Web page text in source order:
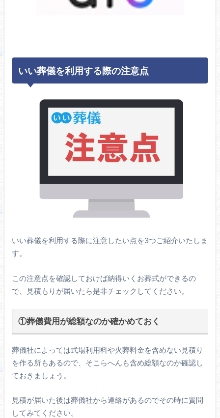
いい葬儀を利用する際の注意点
いい葬儀を利用する際に注意したい点を3つご紹介いたしま
す。
この注意点を確認しておけば納得いくお葬式ができるの
で、見積もりが届いたら是非チェックしてください。
①葬儀費用が総額なのか確かめておく
葬儀社によっては式場利用料や火葬料金を含めない見積り
を作る所もあるので、そこらへんも含め総額なのか確認し
ておきましょう。
見積が届いた後は葬儀社から連絡があるのでその時に質問
してみてください。